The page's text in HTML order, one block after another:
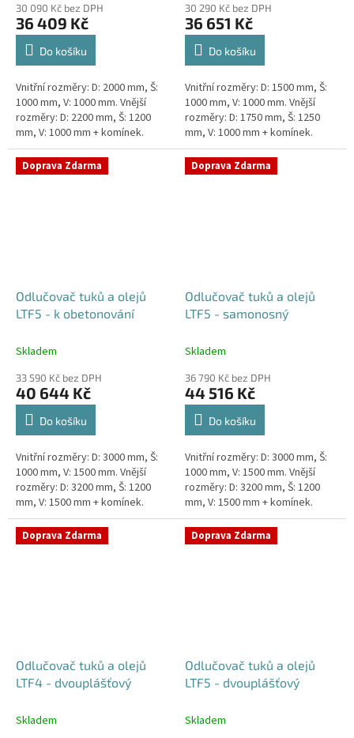
30 090 Kč bez DPH
36 409 Kč
Do košíku
Vnitřní rozměry: D: 2000 mm, Š:
1000 mm, V: 1000 mm. Vnější
rozměry: D: 2200 mm, Š: 1200
mm, V: 1000 mm + komínek.
Lapák tuků do 4l/s nebo 600
jídel denně Průměr a umístění...
30 290 Kč bez DPH
36 651 Kč
Do košíku
Vnitřní rozměry: D: 1500 mm, Š:
1000 mm, V: 1000 mm. Vnější
rozměry: D: 1750 mm, Š: 1250
mm, V: 1000 mm + komínek.
Lapák tuků do 2l/s nebo 250
jídel denně Průměr a umístění...
Doprava Zdarma
Odlučovač tuků a olejů
LTF5 - k obetonování
Skladem
33 590 Kč bez DPH
40 644 Kč
Do košíku
Vnitřní rozměry: D: 3000 mm, Š:
1000 mm, V: 1500 mm. Vnější
rozměry: D: 3200 mm, Š: 1200
mm, V: 1500 mm + komínek.
Lapák tuků do 5l/s nebo 1000
jídel denně Průměr a...
Doprava Zdarma
Odlučovač tuků a olejů
LTF5 - samonosný
Skladem
36 790 Kč bez DPH
44 516 Kč
Do košíku
Vnitřní rozměry: D: 3000 mm, Š:
1000 mm, V: 1500 mm. Vnější
rozměry: D: 3200 mm, Š: 1200
mm, V: 1500 mm + komínek.
Lapák tuků do 5l/s nebo 1000
jídel denně Průměr a...
Doprava Zdarma
Odlučovač tuků a olejů
LTF4 - dvouplášťový
Skladem
Doprava Zdarma
Odlučovač tuků a olejů
LTF5 - dvouplášťový
Skladem